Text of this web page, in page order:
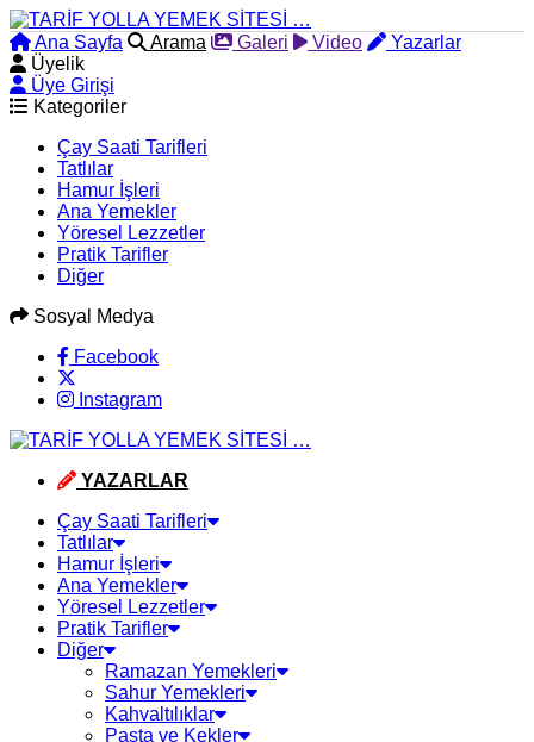
Ana Sayfa Arama Galeri Video
Yazarlar
Üyelik
Üye Girişi
Kategoriler
Çay Saati Tarifleri
Tatlılar
Hamur İşleri
Ana Yemekler
Yöresel Lezzetler
Pratik Tarifler
Diğer
Sosyal Medya
Facebook
Instagram
YAZARLAR
Çay Saati Tarifleri
Tatlılar
Hamur İşleri
Ana Yemekler
Yöresel Lezzetler
Pratik Tarifler
Diğer
Ramazan Yemekleri
Sahur Yemekleri
Kahvaltılıklar
Pasta ve Kekler